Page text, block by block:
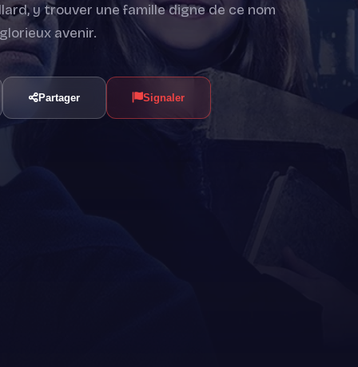
y trouver une famille digne de ce nom
avenir.
Partager Signaler